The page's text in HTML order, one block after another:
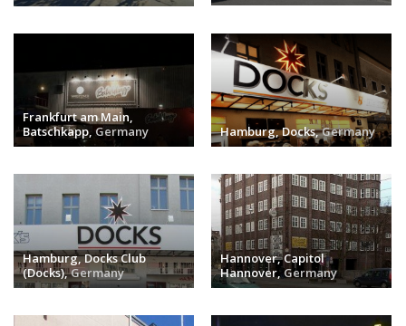
заходів (0) » заходів (0) »
Frankfurt am Main,
Batschkapp,Germany
заходів (0) »
Hamburg, Docks,Germany
заходів (0) »
Hamburg, Docks Club
(Docks),Germany
заходів (0) »
Hannover, Capitol
Hannover,Germany
заходів (0) »